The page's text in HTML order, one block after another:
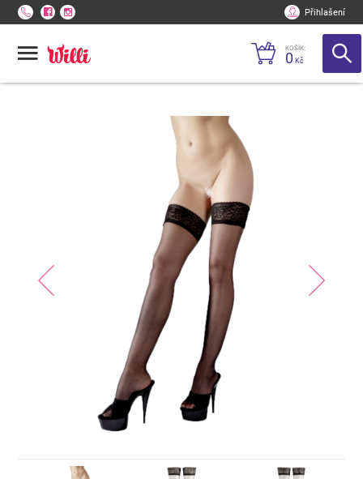
Přihlašení
KOŠÍK:
0 Kč